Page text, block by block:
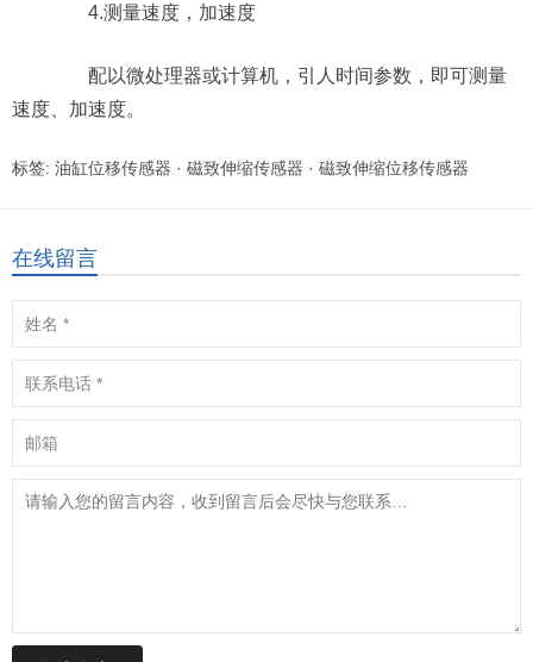
4.测量速度，加速度
配以微处理器或计算机，引人时间参数，即可测量
速度、加速度。
标签: 油缸位移传感器 · 磁致伸缩传感器 · 磁致伸缩位移传感器
在线留言